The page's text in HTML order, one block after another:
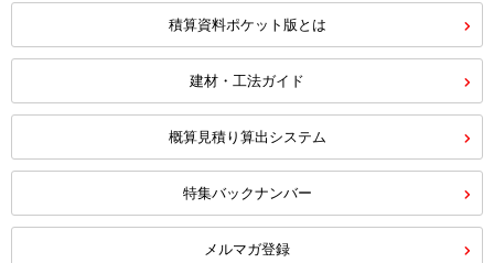
積算資料ポケット版とは
建材・工法ガイド
概算見積り算出システム
特集バックナンバー
メルマガ登録